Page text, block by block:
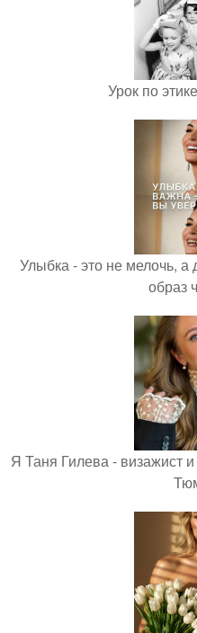
Урок по
Улыбка - это не мелочь, а
образ
Я Таня Гилева - визажист